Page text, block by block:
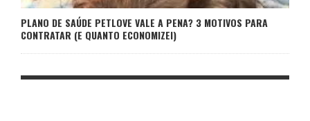
PLANO DE SAÚDE PETLOVE VALE A PENA? 3 MOTIVOS PARA
CONTRATAR (E QUANTO ECONOMIZEI)